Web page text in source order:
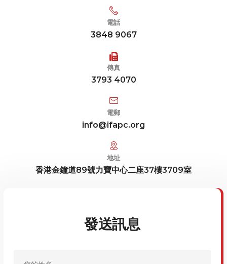
電話
3848 9067
傳真
3793 4070
電郵
info@ifapc.org
地址
香港金鐘道89號力寶中心二座37樓3709室
發送訊息